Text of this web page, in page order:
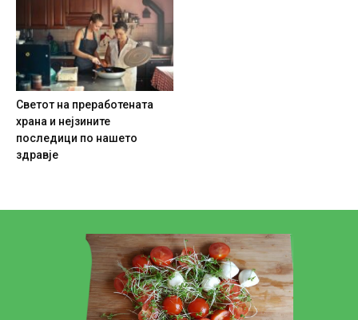
Светот на преработената
храна и нејзините
последици по нашето
здравје